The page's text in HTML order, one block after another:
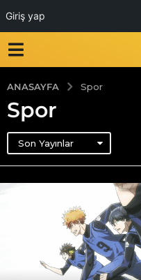
Giriş yap
ANASAYFA Spor
Spor
Son Yayınlar